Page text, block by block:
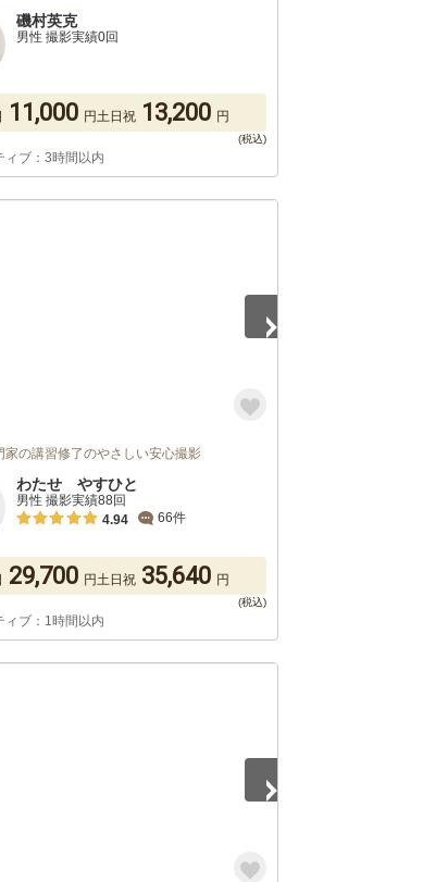
磯村英克
男性 撮影実績0回
11,000 円土日祝 13,200 円
ィブ：3時間以内
家の講習修了のやさしい安心撮影
わたせ やすひと
男性 撮影実績88回
4.94
66件
29,700 円土日祝 35,640 円
ィブ：1時間以内